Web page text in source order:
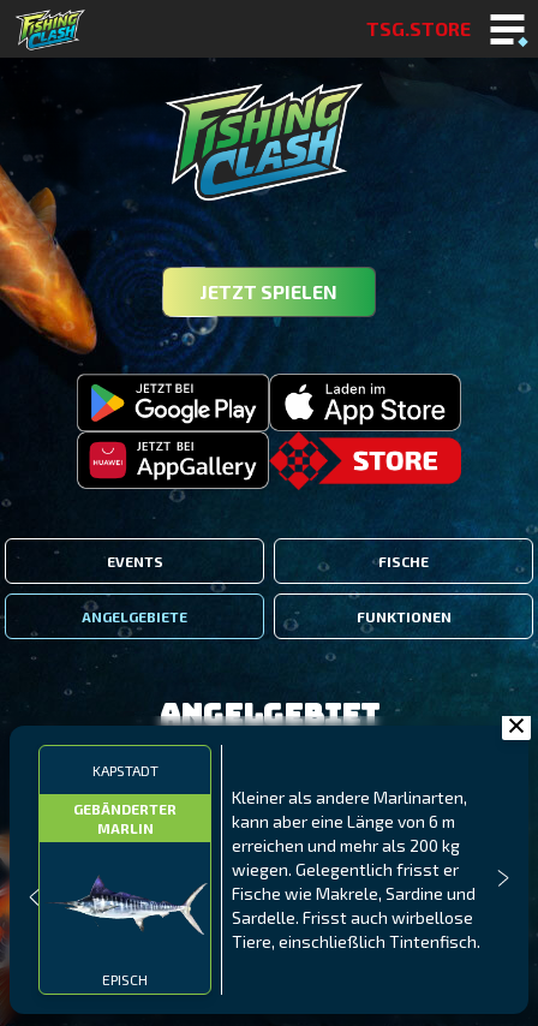
TSG.STORE
JETZT SPIELEN
EVENTS FISCHE
ANGELGEBIETE FUNKTIONEN
KAPSTADT
GEBÄNDERTER
MARLIN
EPISCH
Kleiner als andere Marlinarten,
kann aber eine Länge von 6 m
erreichen und mehr als 200 kg
wiegen. Gelegentlich frisst er
Fische wie Makrele, Sardine und
Sardelle. Frisst auch wirbellose
Tiere, einschließlich Tintenfisch.
Angelgebiet
STUFE 75